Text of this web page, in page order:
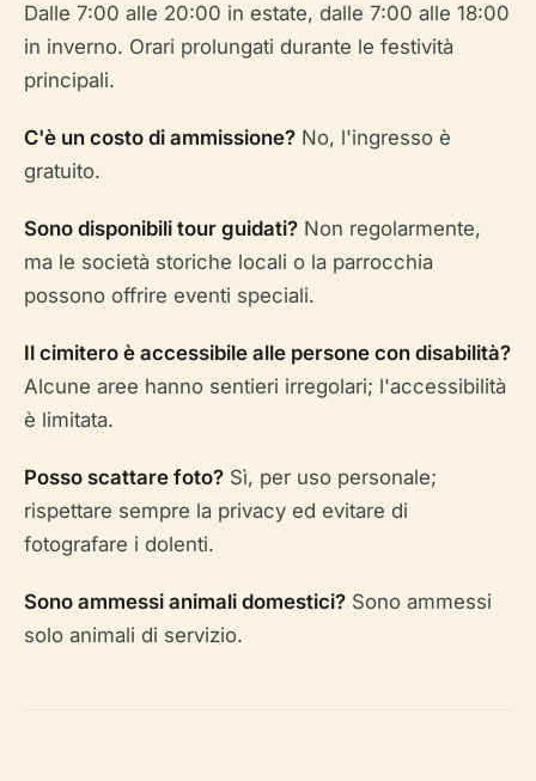
Dalle 7:00 alle 20:00 in estate, dalle 7:00 alle 18:00
in inverno. Orari prolungati durante le festività
principali.
C'è un costo di ammissione? No, l'ingresso è
gratuito.
Sono disponibili tour guidati? Non regolarmente,
ma le società storiche locali o la parrocchia
possono offrire eventi speciali.
Il cimitero è accessibile alle persone con disabilità?
Alcune aree hanno sentieri irregolari; l'accessibilità
è limitata.
Posso scattare foto? Sì, per uso personale;
rispettare sempre la privacy ed evitare di
fotografare i dolenti.
Sono ammessi animali domestici? Sono ammessi
solo animali di servizio.